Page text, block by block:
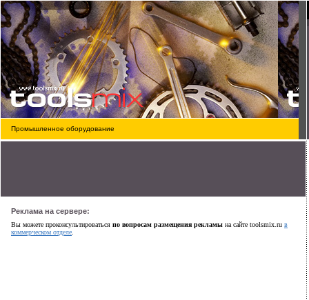
Промышленное оборудование
Реклама на сервере:
Вы можете проконсультироваться по вопросам размещения рекламы на сайте toolsmix.ru в
коммерческом отделе